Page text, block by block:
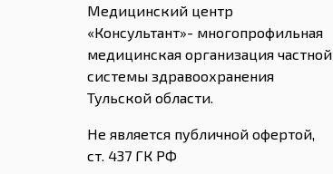
Медицинский центр
«Консультант»- многопрофильная
медицинская организация частной
системы здравоохранения
Тульской области.
Не является публичной офертой,
ст. 437 ГК РФ